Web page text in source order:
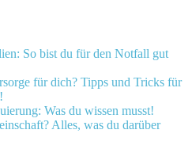
So bist du für den Notfall gut
für dich? Tipps und Tricks für
Was du wissen musst!
Alles, was du darüber